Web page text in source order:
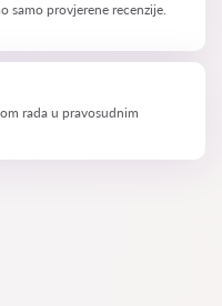
samo provjerene recenzije.
rada u pravosudnim